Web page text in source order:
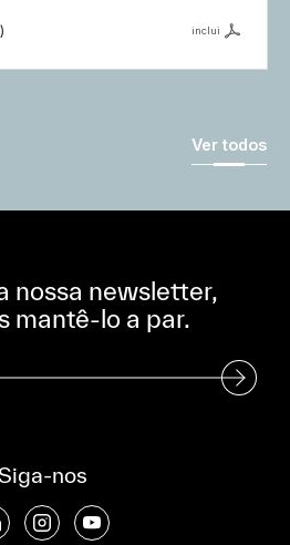
inclui
Ver todos
nossa newsletter,
mantê-lo a par.
nos